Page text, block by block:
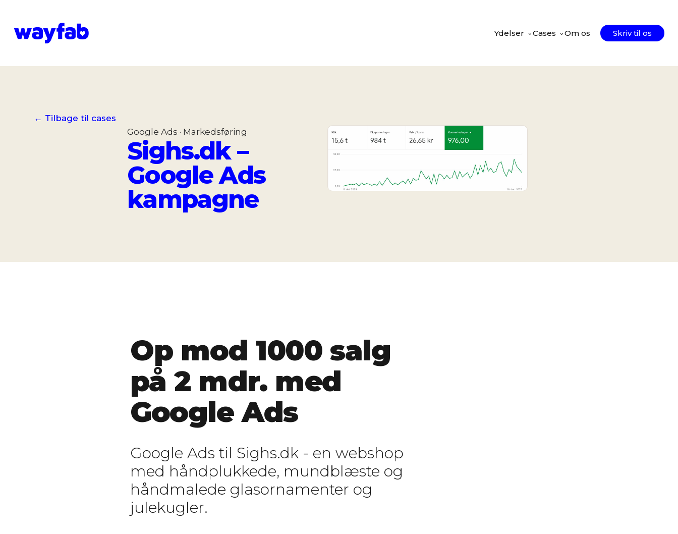
Ydelser Cases ⌄Om os Skriv til os
← Tilbage til cases
Google Ads · Markedsføring
Sighs.dk –
Google Ads
kampagne
Op mod 1000 salg
på 2 mdr. med
Google Ads
Google Ads til Sighs.dk - en webshop
med håndplukkede, mundblæste og
håndmalede glasornamenter og
julekugler.